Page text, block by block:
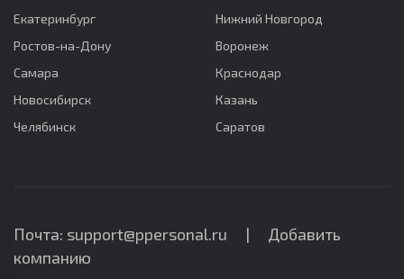
Екатеринбург
Нижний Новгород
Ростов-на-Дону
Воронеж
Самара
Краснодар
Новосибирск
Казань
Челябинск
Саратов
Почта: support@ppersonal.ru | Добавить
компанию